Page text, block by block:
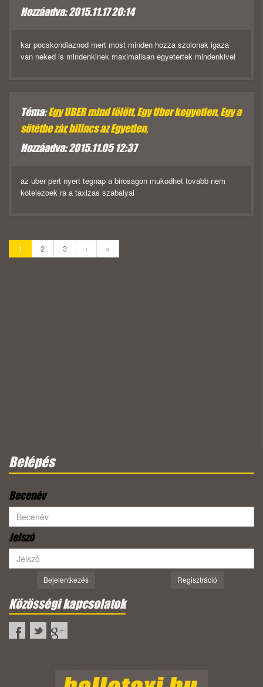
Hozzáadva: 2015.11.17 20:14
kar pocskondiaznod mert most minden hozza szolonak igaza
van neked is mindenkinek maximalisan egyetertek mindenkivel
Téma:Egy UBER mind fölött, Egy Uber kegyetlen, Egy a
sötétbe zár, bilincs az Egyetlen,
Hozzáadva: 2015.11.05 12:37
az uber pert nyert tegnap a birosagon mukodhet tovabb nem
kotelezoek ra a taxizas szabalyai
1 2 3 › »
Belépés
Becenév
Jelszó
Bejelentkezés Regisztráció
Közösségi kapcsolatok